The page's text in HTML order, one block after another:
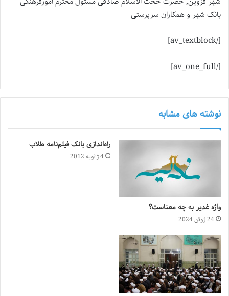
بانک شهر و همکاران سرپرستی
[/av_textblock]
[/av_one_full]
نوشته های مشابه
واژه غدیر به چه معناست؟
24 ژوئن 2024
راه‌اندازی بانک فیلم‌نامه طلاب
4 ژانویه 2012